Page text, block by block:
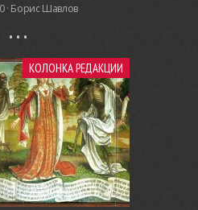
· Борис Шавлов
КОЛОНКА РЕДАКЦИИ